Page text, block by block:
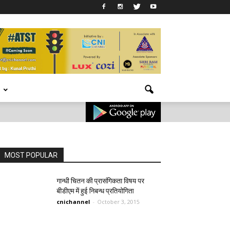
MOST POPULAR
गान्धी चितन की प्रासंगिकता विषय पर
बीडीएम में हुई निबन्ध प्रतियोगिता
cnichannel - October 3, 2015